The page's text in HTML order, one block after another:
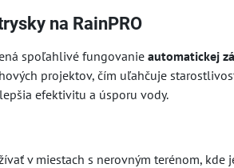
na RainPRO
spoľahlivé fungovanieautomatickej
projektov, čím uľahčuje
efektivitu a úsporu vody.
v miestach s nerovným terénom,